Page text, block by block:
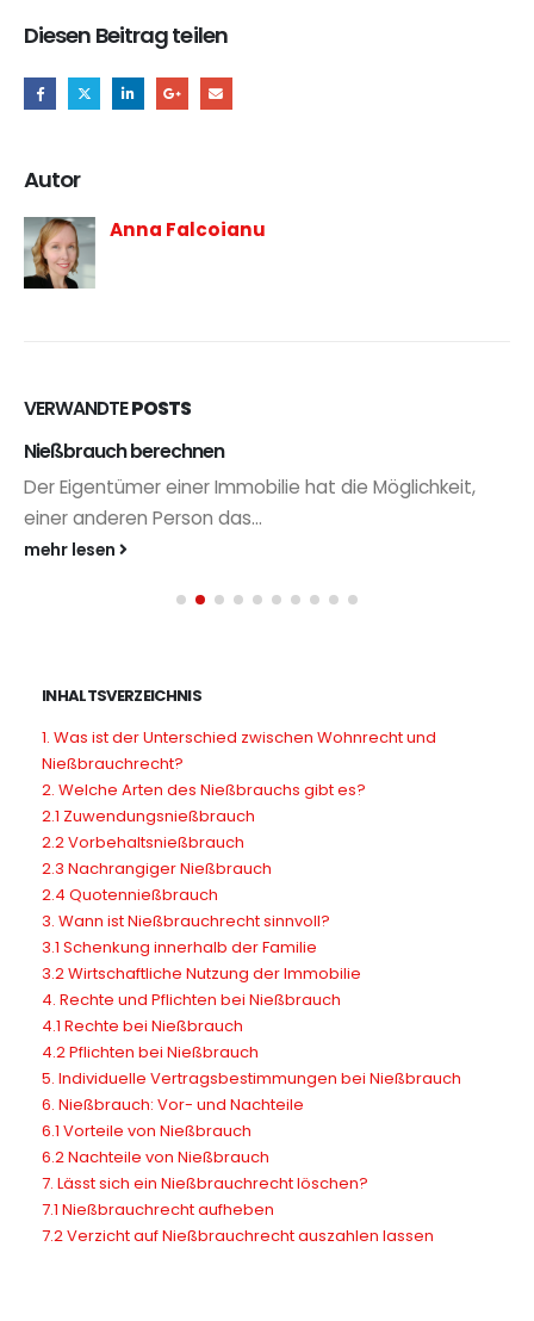
Diesen Beitrag teilen
Autor
Anna Falcoianu
VERWANDTEPOSTS
Nießbrauch berechnen
Der Eigentümer einer Immobilie hat die Möglichkeit,
einer anderen Person das...
mehr lesen
INHALTSVERZEICHNIS
1. Was ist der Unterschied zwischen Wohnrecht und
Nießbrauchrecht?
2. Welche Arten des Nießbrauchs gibt es?
2.1 Zuwendungsnießbrauch
2.2 Vorbehaltsnießbrauch
2.3 Nachrangiger Nießbrauch
2.4 Quotennießbrauch
3. Wann ist Nießbrauchrecht sinnvoll?
3.1 Schenkung innerhalb der Familie
3.2 Wirtschaftliche Nutzung der Immobilie
4. Rechte und Pflichten bei Nießbrauch
4.1 Rechte bei Nießbrauch
4.2 Pflichten bei Nießbrauch
5. Individuelle Vertragsbestimmungen bei Nießbrauch
6. Nießbrauch: Vor- und Nachteile
6.1 Vorteile von Nießbrauch
6.2 Nachteile von Nießbrauch
7. Lässt sich ein Nießbrauchrecht löschen?
7.1 Nießbrauchrecht aufheben
7.2 Verzicht auf Nießbrauchrecht auszahlen lassen